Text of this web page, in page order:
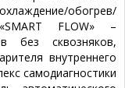
обогрев/
FLOW» –
без сквозняков,
внутреннего
самодиагностики